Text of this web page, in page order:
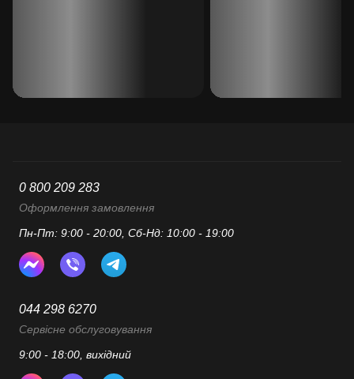
0 800 209 283
Оформлення замовлення
Пн-Пт: 9:00 - 20:00, Сб-Нд: 10:00 - 19:00
044 298 6270
Сервісне обслуговування
9:00 - 18:00, вихідний